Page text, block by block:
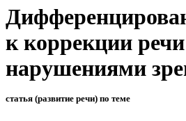
к коррекции речи
нарушениями
статья (развитие речи) по теме